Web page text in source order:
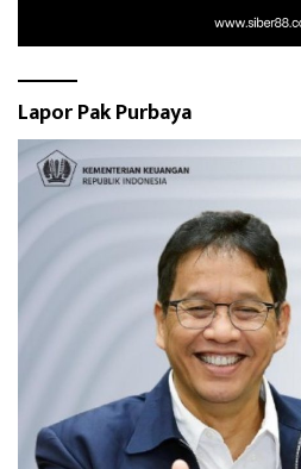
Lapor Pak Purbaya